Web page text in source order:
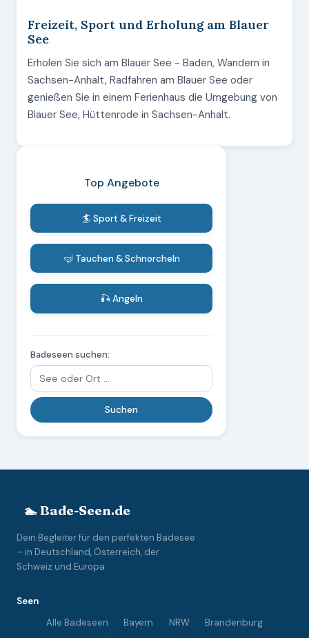
Freizeit, Sport und Erholung am Blauer
See
Erholen Sie sich am Blauer See - Baden, Wandern in
Sachsen-Anhalt, Radfahren am Blauer See oder
genießen Sie in einem Ferienhaus die Umgebung von
Blauer See, Hüttenrode in Sachsen-Anhalt.
Top Angebote
🏄 Sport & Freizeit
🤿 Tauchen & Schnorcheln
🎣 Angeln
Badeseen suchen:
🏊 Bade-Seen.de
Dein Begleiter für den perfekten Badesee
– in Deutschland, Österreich, der
Schweiz und Europa.
Seen
Alle Badeseen
Bayern NRW
Brandenburg